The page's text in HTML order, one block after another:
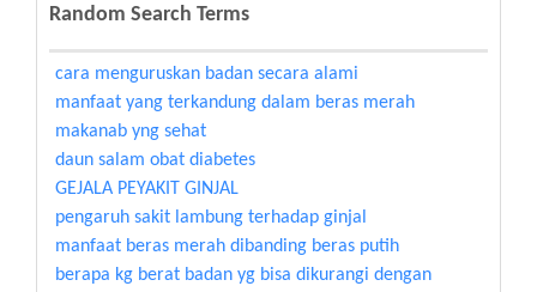
Random Search Terms
cara menguruskan badan secara alami
manfaat yang terkandung dalam beras merah
makanab yng sehat
daun salam obat diabetes
GEJALA PEYAKIT GINJAL
pengaruh sakit lambung terhadap ginjal
manfaat beras merah dibanding beras putih
berapa kg berat badan yg bisa dikurangi dengan